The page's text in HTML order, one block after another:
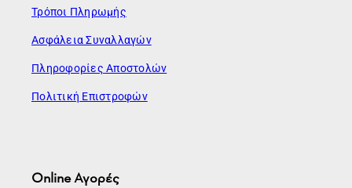
Τρόποι Πληρωμής
Ασφάλεια Συναλλαγών
Πληροφορίες Αποστολών
Πολιτική Επιστροφών
Online Αγορές